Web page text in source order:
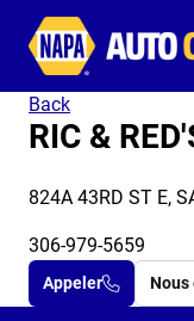
Back
RIC &
824A 43RD ST E,
306-979-5659
Appeler Nous